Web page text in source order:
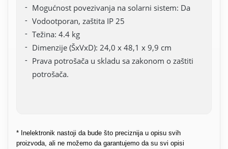
Mogućnost povezivanja na solarni sistem: Da
Vodootporan, zaštita IP 25
Težina: 4.4 kg
Dimenzije (ŠxVxD): 24,0 x 48,1 x 9,9 cm
Prava potrošača u skladu sa zakonom o zaštiti
potrošača.
* Inelektronik nastoji da bude što preciznija u opisu svih
proizvoda, ali ne možemo da garantujemo da su svi opisi